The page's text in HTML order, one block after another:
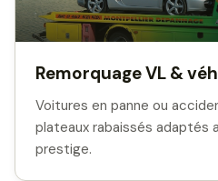
Remorquage VL &
Voitures en panne ou
plateaux rabaissés adaptés
prestige.